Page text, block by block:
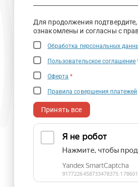
Для продолжения
ознакомлены и согласны с
Обработка персональных
Пользовательское соглашение
Оферта *
Правила совершения платежей
Принять все